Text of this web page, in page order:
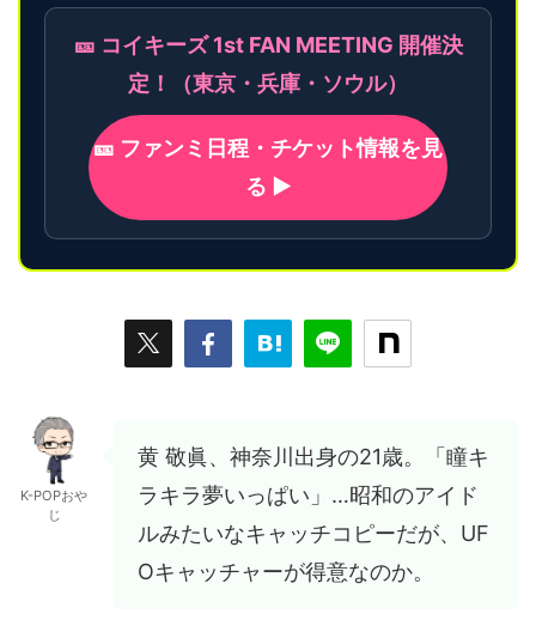
🎫 コイキーズ 1st FAN MEETING 開催決
定！（東京・兵庫・ソウル）
🎫 ファンミ日程・チケット情報を見
る ▶
K-POPおや
じ
黄 敬眞、神奈川出身の21歳。「瞳キ
ラキラ夢いっぱい」…昭和のアイド
ルみたいなキャッチコピーだが、UF
Oキャッチャーが得意なのか。